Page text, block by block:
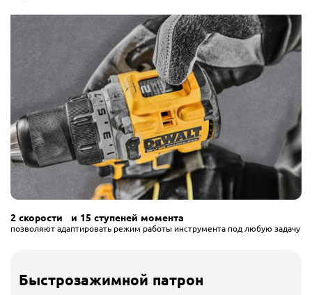
2 скорости и 15 ступеней момента
позволяют адаптировать режим работы инструмента под любую задачу
Быстрозажимной патрон